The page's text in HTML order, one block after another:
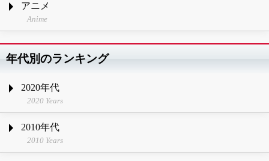
アニメ
Anime
年代別のランキング
2020年代
2020 Years
2010年代
2010 Years